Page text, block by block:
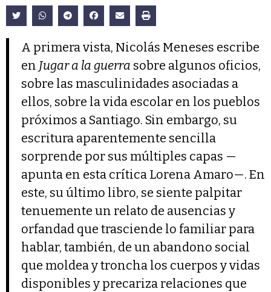
A primera vista, Nicolás Meneses escribe
en Jugar a la guerra sobre algunos oficios,
sobre las masculinidades asociadas a
ellos, sobre la vida escolar en los pueblos
próximos a Santiago. Sin embargo, su
escritura aparentemente sencilla
sorprende por sus múltiples capas —
apunta en esta crítica Lorena Amaro—. En
este, su último libro, se siente palpitar
tenuemente un relato de ausencias y
orfandad que trasciende lo familiar para
hablar, también, de un abandono social
que moldea y troncha los cuerpos y vidas
disponibles y precariza relaciones que